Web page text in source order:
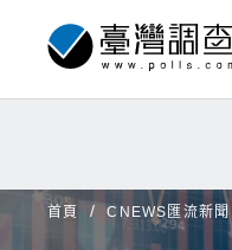
首頁 CNEWS匯流新聞